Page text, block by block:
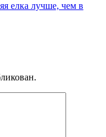
елка лучше, чем в